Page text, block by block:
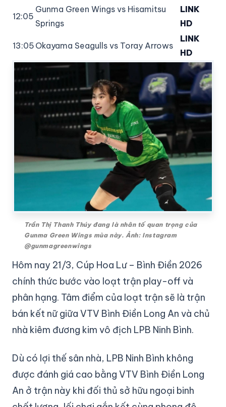
12:05
Gunma Green Wings vs Hisamitsu
Springs
LINK
HD
13:05 Okayama Seagulls vs Toray Arrows
LINK
HD
Trần Thị Thanh Thúy đang là nhân tố quan trọng của
Gunma Green Wings mùa này. Ảnh: Instagram
@gunmagreenwings
Hôm nay 21/3, Cúp Hoa Lư – Bình Điền 2026
chính thức bước vào loạt trận play-off và
phân hạng. Tâm điểm của loạt trận sẽ là trận
bán kết nữ giữa VTV Bình Điền Long An và chủ
nhà kiêm đương kim vô địch LPB Ninh Bình.
Dù có lợi thế sân nhà, LPB Ninh Bình không
được đánh giá cao bằng VTV Bình Điền Long
An ở trận này khi đối thủ sở hữu ngoại binh